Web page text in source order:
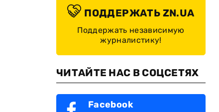
ПОДДЕРЖАТЬ ZN.UA
Поддержать независимую
журналистику!
ЧИТАЙТЕ НАС В СОЦСЕТЯХ
Facebook